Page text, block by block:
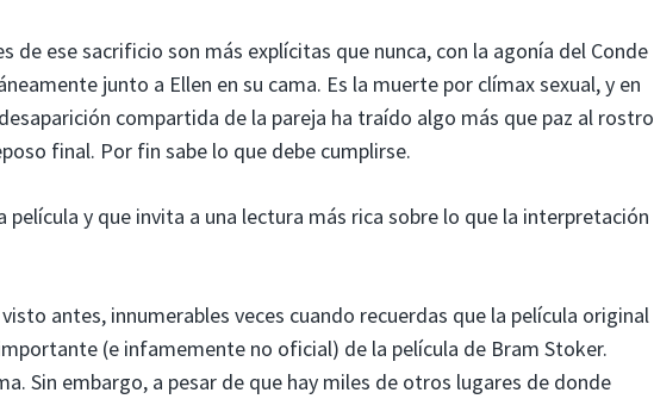
de ese sacrificio son más explícitas que nunca, con la agonía del Conde
junto a Ellen en su cama. Es la muerte por clímax sexual, y en
compartida de la pareja ha traído algo más que paz al rostro
final. Por fin sabe lo que debe cumplirse.
y que invita a una lectura más rica sobre lo que la interpretación
antes, innumerables veces cuando recuerdas que la película original
(e infamemente no oficial) de la película de Bram Stoker.
Sin embargo, a pesar de que hay miles de otros lugares de donde